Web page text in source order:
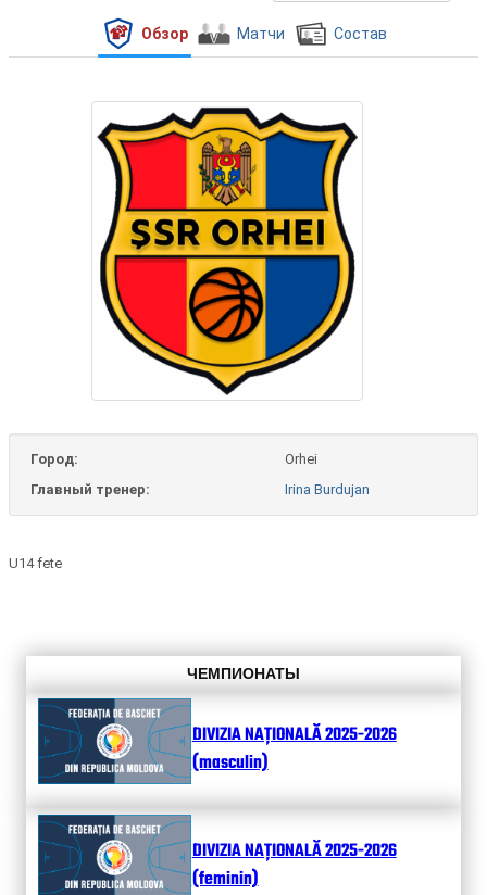
Обзор Матчи Состав
Город:
Orhei
Главный тренер:
Irina Burdujan
U14 fete
ЧЕМПИОНАТЫ
DIVIZIA NAȚIONALĂ 2025-2026
(masculin)
DIVIZIA NAȚIONALĂ 2025-2026
(feminin)